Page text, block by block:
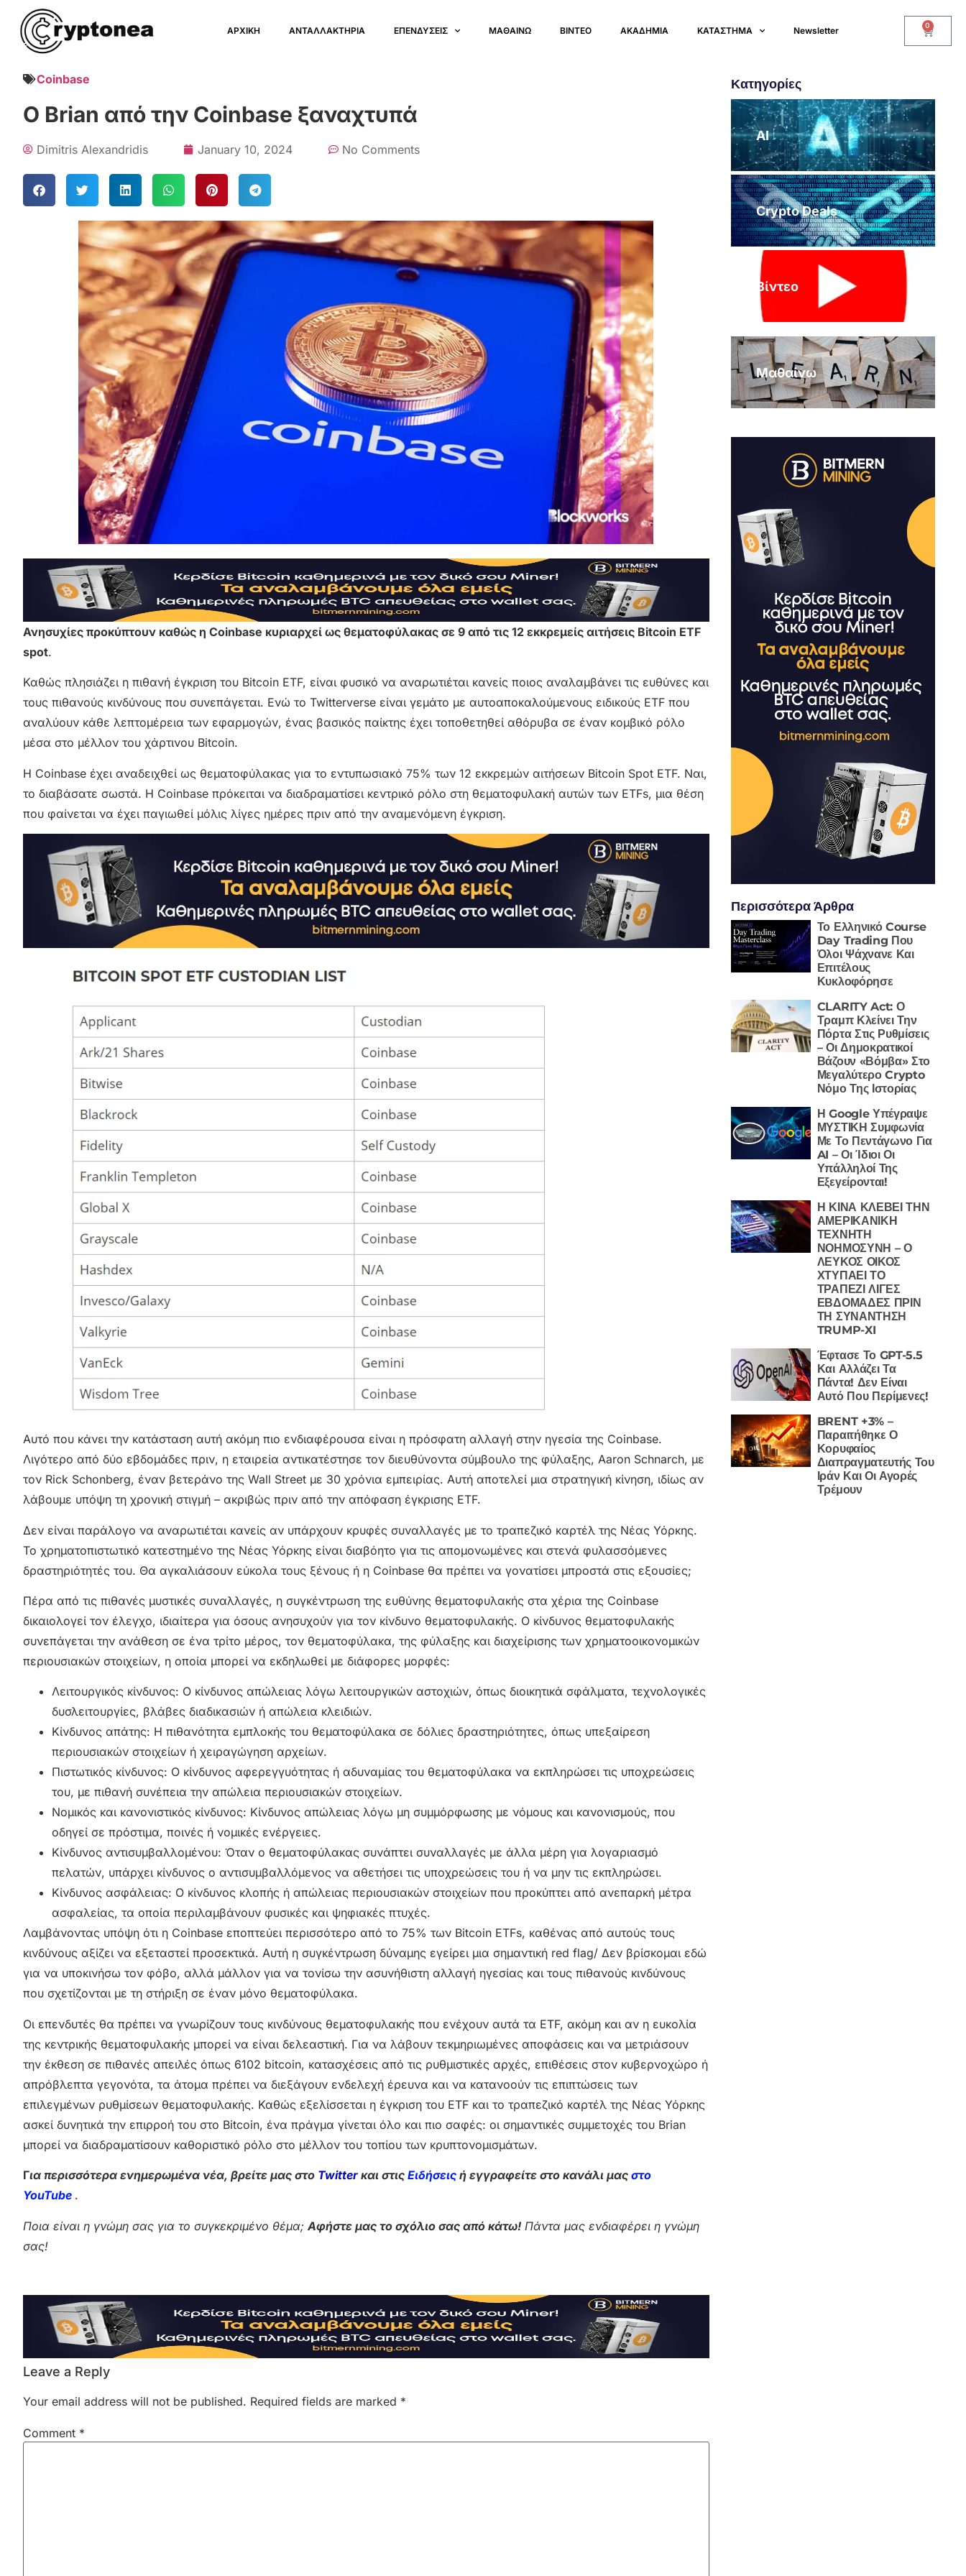
ΑΡΧΙΚΗ ΑΝΤΑΛΛΑΚΤΗΡΙΑ ΕΠΕΝΔΥΣΕΙΣ ΜΑΘΑΙΝΩ ΒΙΝΤΕΟ ΑΚΑΔΗΜΙΑ ΚΑΤΑΣΤΗΜΑ Newsletter 0
Coinbase
Ο Brian από την Coinbase ξαναχτυπά
Dimitris Alexandridis January 10, 2024 No Comments
Ανησυχίες προκύπτουν καθώς η Coinbase κυριαρχεί ως θεματοφύλακας σε 9 από τις 12 εκκρεμείς αιτήσεις Bitcoin ETF
spot.
Καθώς πλησιάζει η πιθανή έγκριση του Bitcoin ETF, είναι φυσικό να αναρωτιέται κανείς ποιος αναλαμβάνει τις ευθύνες και
τους πιθανούς κινδύνους που συνεπάγεται. Ενώ το Twitterverse είναι γεμάτο με αυτοαποκαλούμενους ειδικούς ETF που
αναλύουν κάθε λεπτομέρεια των εφαρμογών, ένας βασικός παίκτης έχει τοποθετηθεί αθόρυβα σε έναν κομβικό ρόλο
μέσα στο μέλλον του χάρτινου Bitcoin.
Η Coinbase έχει αναδειχθεί ως θεματοφύλακας για το εντυπωσιακό 75% των 12 εκκρεμών αιτήσεων Bitcoin Spot ETF. Ναι,
το διαβάσατε σωστά. Η Coinbase πρόκειται να διαδραματίσει κεντρικό ρόλο στη θεματοφυλακή αυτών των ETFs, μια θέση
που φαίνεται να έχει παγιωθεί μόλις λίγες ημέρες πριν από την αναμενόμενη έγκριση.
Αυτό που κάνει την κατάσταση αυτή ακόμη πιο ενδιαφέρουσα είναι η πρόσφατη αλλαγή στην ηγεσία της Coinbase.
Λιγότερο από δύο εβδομάδες πριν, η εταιρεία αντικατέστησε τον διευθύνοντα σύμβουλο της φύλαξης, Aaron Schnarch, με
τον Rick Schonberg, έναν βετεράνο της Wall Street με 30 χρόνια εμπειρίας. Αυτή αποτελεί μια στρατηγική κίνηση, ιδίως αν
λάβουμε υπόψη τη χρονική στιγμή – ακριβώς πριν από την απόφαση έγκρισης ETF.
Δεν είναι παράλογο να αναρωτιέται κανείς αν υπάρχουν κρυφές συναλλαγές με το τραπεζικό καρτέλ της Νέας Υόρκης.
Το χρηματοπιστωτικό κατεστημένο της Νέας Υόρκης είναι διαβόητο για τις απομονωμένες και στενά φυλασσόμενες
δραστηριότητές του. Θα αγκαλιάσουν εύκολα τους ξένους ή η Coinbase θα πρέπει να γονατίσει μπροστά στις εξουσίες;
Πέρα από τις πιθανές μυστικές συναλλαγές, η συγκέντρωση της ευθύνης θεματοφυλακής στα χέρια της Coinbase
δικαιολογεί τον έλεγχο, ιδιαίτερα για όσους ανησυχούν για τον κίνδυνο θεματοφυλακής. Ο κίνδυνος θεματοφυλακής
συνεπάγεται την ανάθεση σε ένα τρίτο μέρος, τον θεματοφύλακα, της φύλαξης και διαχείρισης των χρηματοοικονομικών
περιουσιακών στοιχείων, η οποία μπορεί να εκδηλωθεί με διάφορες μορφές:
Λειτουργικός κίνδυνος: Ο κίνδυνος απώλειας λόγω λειτουργικών αστοχιών, όπως διοικητικά σφάλματα, τεχνολογικές
δυσλειτουργίες, βλάβες διαδικασιών ή απώλεια κλειδιών.
Κίνδυνος απάτης: Η πιθανότητα εμπλοκής του θεματοφύλακα σε δόλιες δραστηριότητες, όπως υπεξαίρεση
περιουσιακών στοιχείων ή χειραγώγηση αρχείων.
Πιστωτικός κίνδυνος: Ο κίνδυνος αφερεγγυότητας ή αδυναμίας του θεματοφύλακα να εκπληρώσει τις υποχρεώσεις
του, με πιθανή συνέπεια την απώλεια περιουσιακών στοιχείων.
Νομικός και κανονιστικός κίνδυνος: Κίνδυνος απώλειας λόγω μη συμμόρφωσης με νόμους και κανονισμούς, που
οδηγεί σε πρόστιμα, ποινές ή νομικές ενέργειες.
Κίνδυνος αντισυμβαλλομένου: Όταν ο θεματοφύλακας συνάπτει συναλλαγές με άλλα μέρη για λογαριασμό
πελατών, υπάρχει κίνδυνος ο αντισυμβαλλόμενος να αθετήσει τις υποχρεώσεις του ή να μην τις εκπληρώσει.
Κίνδυνος ασφάλειας: Ο κίνδυνος κλοπής ή απώλειας περιουσιακών στοιχείων που προκύπτει από ανεπαρκή μέτρα
ασφαλείας, τα οποία περιλαμβάνουν φυσικές και ψηφιακές πτυχές.
Λαμβάνοντας υπόψη ότι η Coinbase εποπτεύει περισσότερο από το 75% των Bitcoin ETFs, καθένας από αυτούς τους
κινδύνους αξίζει να εξεταστεί προσεκτικά. Αυτή η συγκέντρωση δύναμης εγείρει μια σημαντική red flag/ Δεν βρίσκομαι εδώ
για να υποκινήσω τον φόβο, αλλά μάλλον για να τονίσω την ασυνήθιστη αλλαγή ηγεσίας και τους πιθανούς κινδύνους
που σχετίζονται με τη στήριξη σε έναν μόνο θεματοφύλακα.
Οι επενδυτές θα πρέπει να γνωρίζουν τους κινδύνους θεματοφυλακής που ενέχουν αυτά τα ETF, ακόμη και αν η ευκολία
της κεντρικής θεματοφυλακής μπορεί να είναι δελεαστική. Για να λάβουν τεκμηριωμένες αποφάσεις και να μετριάσουν
την έκθεση σε πιθανές απειλές όπως 6102 bitcoin, κατασχέσεις από τις ρυθμιστικές αρχές, επιθέσεις στον κυβερνοχώρο ή
απρόβλεπτα γεγονότα, τα άτομα πρέπει να διεξάγουν ενδελεχή έρευνα και να κατανοούν τις επιπτώσεις των
επιλεγμένων ρυθμίσεων θεματοφυλακής. Καθώς εξελίσσεται η έγκριση του ETF και το τραπεζικό καρτέλ της Νέας Υόρκης
ασκεί δυνητικά την επιρροή του στο Bitcoin, ένα πράγμα γίνεται όλο και πιο σαφές: οι σημαντικές συμμετοχές του Brian
μπορεί να διαδραματίσουν καθοριστικό ρόλο στο μέλλον του τοπίου των κρυπτονομισμάτων.
Για περισσότερα ενημερωμένα νέα, βρείτε μας στο Twitter και στις Ειδήσεις ή εγγραφείτε στο κανάλι μας στο
YouTube .
Ποια είναι η γνώμη σας για το συγκεκριμένο θέμα; Αφήστε μας το σχόλιο σας από κάτω! Πάντα μας ενδιαφέρει η γνώμη
σας!
Leave a Reply
Your email address will not be published. Required fields are marked *
Comment *
Κατηγορίες
AI
Crypto Deals
Βίντεο
Μαθαίνω
Περισσότερα Άρθρα
Το Ελληνικό Course
Day Trading Που
Όλοι Ψάχνανε Και
Επιτέλους
Κυκλοφόρησε
CLARITY Act: Ο
Τραμπ Κλείνει Την
Πόρτα Στις Ρυθμίσεις
– Οι Δημοκρατικοί
Βάζουν «Βόμβα» Στο
Μεγαλύτερο Crypto
Νόμο Της Ιστορίας
Η Google Υπέγραψε
ΜΥΣΤΙΚΗ Συμφωνία
Με Το Πεντάγωνο Για
AI – Οι Ίδιοι Οι
Υπάλληλοί Της
Εξεγείρονται!
Η ΚΙΝΑ ΚΛΕΒΕΙ ΤΗΝ
ΑΜΕΡΙΚΑΝΙΚΗ
ΤΕΧΝΗΤΗ
ΝΟΗΜΟΣΥΝΗ – Ο
ΛΕΥΚΟΣ ΟΙΚΟΣ
ΧΤΥΠΑΕΙ ΤΟ
ΤΡΑΠΕΖΙ ΛΙΓΕΣ
ΕΒΔΟΜΑΔΕΣ ΠΡΙΝ
ΤΗ ΣΥΝΑΝΤΗΣΗ
TRUMP-XI
Έφτασε Το GPT-5.5
Και Αλλάζει Τα
Πάντα! Δεν Είναι
Αυτό Που Περίμενες!
BRENT +3% –
Παραιτήθηκε Ο
Κορυφαίος
Διαπραγματευτής Του
Ιράν Και Οι Αγορές
Τρέμουν